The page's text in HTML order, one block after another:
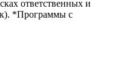
ответственных и
*Программы с